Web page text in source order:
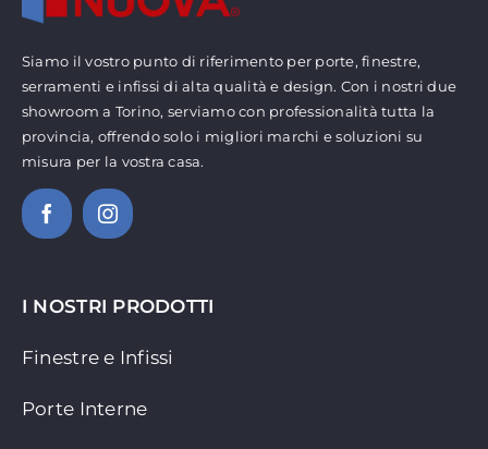
Siamo il vostro punto di riferimento per porte, finestre,
serramenti e infissi di alta qualità e design. Con i nostri due
showroom a Torino, serviamo con professionalità tutta la
provincia, offrendo solo i migliori marchi e soluzioni su
misura per la vostra casa.
I NOSTRI PRODOTTI
Finestre e Infissi
Porte Interne